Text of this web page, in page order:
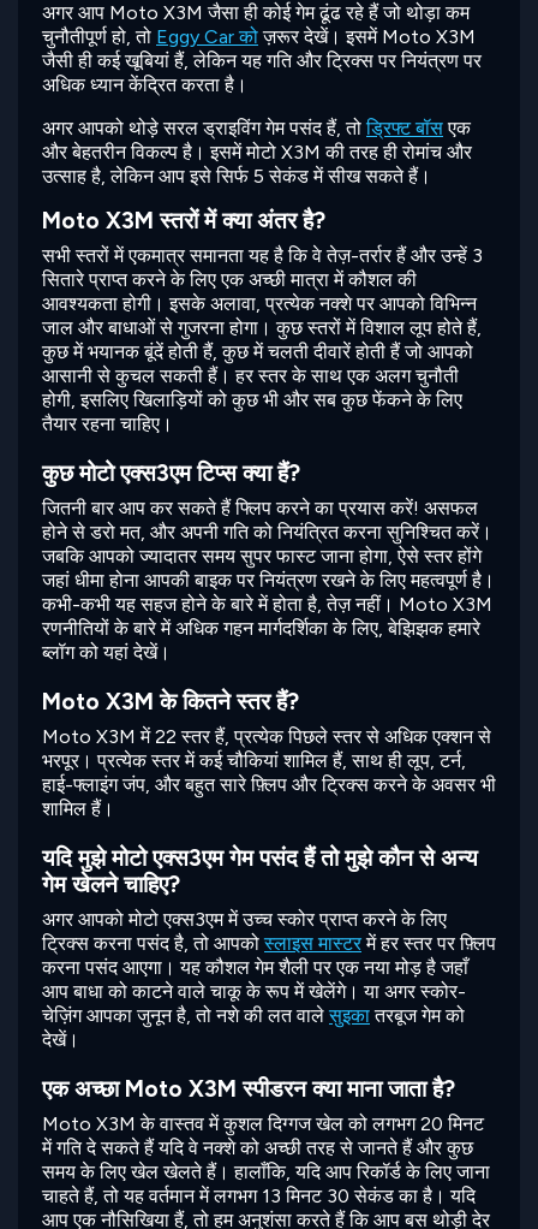
अगर आप Moto X3M जैसा ही कोई गेम ढूंढ रहे हैं जो थोड़ा कम
चुनौतीपूर्ण हो, तो Eggy Car कोज़रूर देखें। इसमें Moto X3M
जैसी ही कई खूबियां हैं, लेकिन यह गति और ट्रिक्स पर नियंत्रण पर
अधिक ध्यान केंद्रित करता है।
अगर आपको थोड़े सरल ड्राइविंग गेम पसंद हैं, तोड्रिफ्ट बॉसएक
और बेहतरीन विकल्प है। इसमें मोटो X3M की तरह ही रोमांच और
उत्साह है, लेकिन आप इसे सिर्फ 5 सेकंड में सीख सकते हैं।
Moto X3M स्तरों में क्या अंतर है?
सभी स्तरों में एकमात्र समानता यह है कि वे तेज़-तर्रार हैं और उन्हें 3
सितारे प्राप्त करने के लिए एक अच्छी मात्रा में कौशल की
आवश्यकता होगी। इसके अलावा, प्रत्येक नक्शे पर आपको विभिन्न
जाल और बाधाओं से गुजरना होगा। कुछ स्तरों में विशाल लूप होते हैं,
कुछ में भयानक बूंदें होती हैं, कुछ में चलती दीवारें होती हैं जो आपको
आसानी से कुचल सकती हैं। हर स्तर के साथ एक अलग चुनौती
होगी, इसलिए खिलाड़ियों को कुछ भी और सब कुछ फेंकने के लिए
तैयार रहना चाहिए।
कुछ मोटो एक्स3एम टिप्स क्या हैं?
जितनी बार आप कर सकते हैं फ्लिप करने का प्रयास करें! असफल
होने से डरो मत, और अपनी गति को नियंत्रित करना सुनिश्चित करें।
जबकि आपको ज्यादातर समय सुपर फास्ट जाना होगा, ऐसे स्तर होंगे
जहां धीमा होना आपकी बाइक पर नियंत्रण रखने के लिए महत्वपूर्ण है।
कभी-कभी यह सहज होने के बारे में होता है, तेज़ नहीं। Moto X3M
रणनीतियों के बारे में अधिक गहन मार्गदर्शिका के लिए, बेझिझक हमारे
ब्लॉग को यहां देखें।
Moto X3M के कितने स्तर हैं?
Moto X3M में 22 स्तर हैं, प्रत्येक पिछले स्तर से अधिक एक्शन से
भरपूर। प्रत्येक स्तर में कई चौकियां शामिल हैं, साथ ही लूप, टर्न,
हाई-फ्लाइंग जंप, और बहुत सारे फ़्लिप और ट्रिक्स करने के अवसर भी
शामिल हैं।
यदि मुझे मोटो एक्स3एम गेम पसंद हैं तो मुझे कौन से अन्य
गेम खेलने चाहिए?
अगर आपको मोटो एक्स3एम में उच्च स्कोर प्राप्त करने के लिए
ट्रिक्स करना पसंद है, तो आपकोस्लाइस मास्टरमें हर स्तर पर फ़्लिप
करना पसंद आएगा। यह कौशल गेम शैली पर एक नया मोड़ है जहाँ
आप बाधा को काटने वाले चाकू के रूप में खेलेंगे। या अगर स्कोर-
चेज़िंग आपका जुनून है, तो नशे की लत वालेसुइकातरबूज गेम को
देखें।
एक अच्छा Moto X3M स्पीडरन क्या माना जाता है?
Moto X3M के वास्तव में कुशल दिग्गज खेल को लगभग 20 मिनट
में गति दे सकते हैं यदि वे नक्शे को अच्छी तरह से जानते हैं और कुछ
समय के लिए खेल खेलते हैं। हालाँकि, यदि आप रिकॉर्ड के लिए जाना
चाहते हैं, तो यह वर्तमान में लगभग 13 मिनट 30 सेकंड का है। यदि
आप एक नौसिखिया हैं, तो हम अनुशंसा करते हैं कि आप बस थोड़ी देर